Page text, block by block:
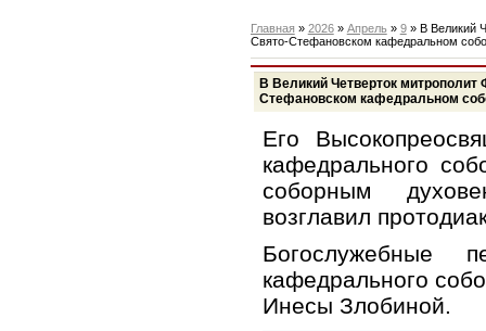
Главная » 2026 » Апрель » 9» В Великий
Свято-Стефановском кафедральном
В Великий Четверток
Стефановском кафедральном
Его
кафедрального
соборным
возглавил
Богослужебные
кафедрального
Инесы Злобиной.